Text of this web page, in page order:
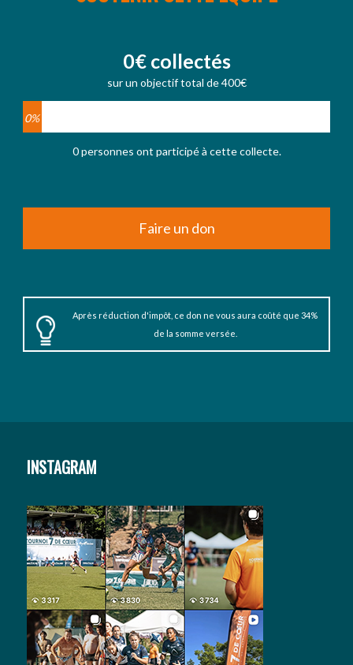
0€ collectés
sur un objectif total de 400€
0%
0 personnes ont participé à cette collecte.
Faire un don
Après réduction d'impôt, ce don ne vous aura coûté que 34%
de la somme versée.
INSTAGRAM